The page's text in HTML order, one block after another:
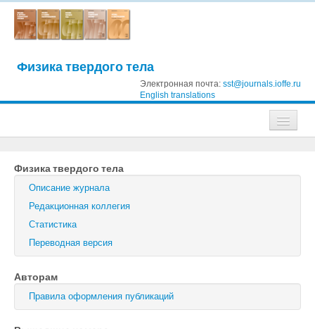
Физика твердого тела
Электронная почта: sst@journals.ioffe.ru
English translations
Журнал технической физики
Письма в Журнал технической физики
Физика твердого тела
Физика и техника полупроводников
Оптика и спектроскопия
Поиск
Физика твердого тела
Описание журнала
Редакционная коллегия
Статистика
Переводная версия
Авторам
Правила оформления публикаций